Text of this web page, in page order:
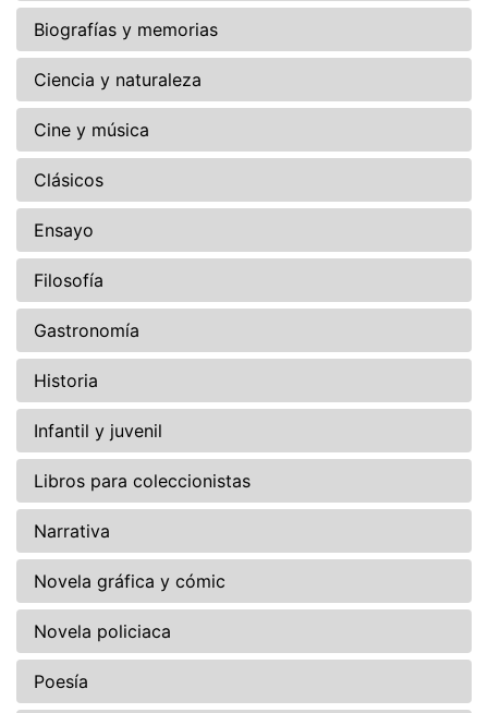
Biografías y memorias
Ciencia y naturaleza
Cine y música
Clásicos
Ensayo
Filosofía
Gastronomía
Historia
Infantil y juvenil
Libros para coleccionistas
Narrativa
Novela gráfica y cómic
Novela policiaca
Poesía